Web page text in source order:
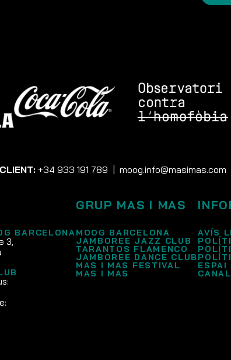
+34 933 191 789 moog.info@masimas.com
BARCELONA
3,
GRUP MAS I MAS
MOOG BARCELONA
JAMBOREE JAZZ CLUB
TARANTOS FLAMENCO
JAMBOREE DANCE CLUB
MAS I MAS FESTIVAL
MAS I MAS
AVÍS
ESPAI